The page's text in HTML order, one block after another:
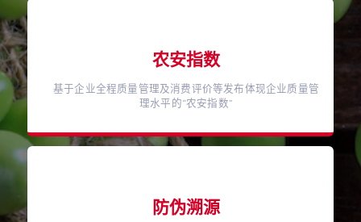
农安指数
基于企业全程质量管理及消费评价等发布体现企业质量管
理水平的“农安指数”
防伪溯源